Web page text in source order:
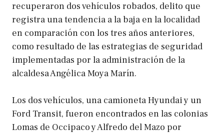
recuperaron dos vehículos robados, delito que
registra una tendencia a la baja en la localidad
en comparación con los tres años anteriores,
como resultado de las estrategias de seguridad
implementadas por la administración de la
alcaldesa Angélica Moya Marín.
Los dos vehículos, una camioneta Hyundai y un
Ford Transit, fueron encontrados en las colonias
Lomas de Occipaco y Alfredo del Mazo por